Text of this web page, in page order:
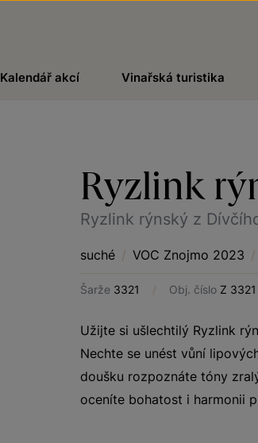
Kalendář akcí Vinařská turistika
Ryzlink
Ryzlink rýnský z
suché / VOC Znojmo 2023 /
Šarže 3321 / Obj. číslo Z 3321
Užijte si ušlechtilý Ryzlink
Nechte se unést vůní
doušku rozpoznáte tóny
oceníte bohatost i harmonii